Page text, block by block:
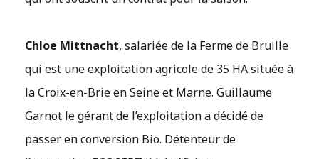
Chloe Mittnacht, salariée de la Ferme de Bruille
qui est une exploitation agricole de 35 HA située à
la Croix-en-Brie en Seine et Marne. Guillaume
Garnot le gérant de l’exploitation a décidé de
passer en conversion Bio. Détenteur de